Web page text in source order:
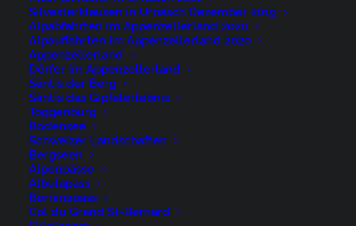
Silvesterklausen in Urnäsch Dezember 2019
Alpabfahrten im Appenzellerland 2020
Alpauffahrten im Appenzellerland 2020
Appenzellerland
Dörfer im Appenzellerland
Säntis der Berg
Säntis das Gipfelerlebnis
Toggenburg
Bodensee
Schweizer Landschaften
Bergseen
Alpenpässe
Albulapass
Berninapass
Col du Grand St-Bernard
Säntisbahn
11. MÄRZ 2024 |